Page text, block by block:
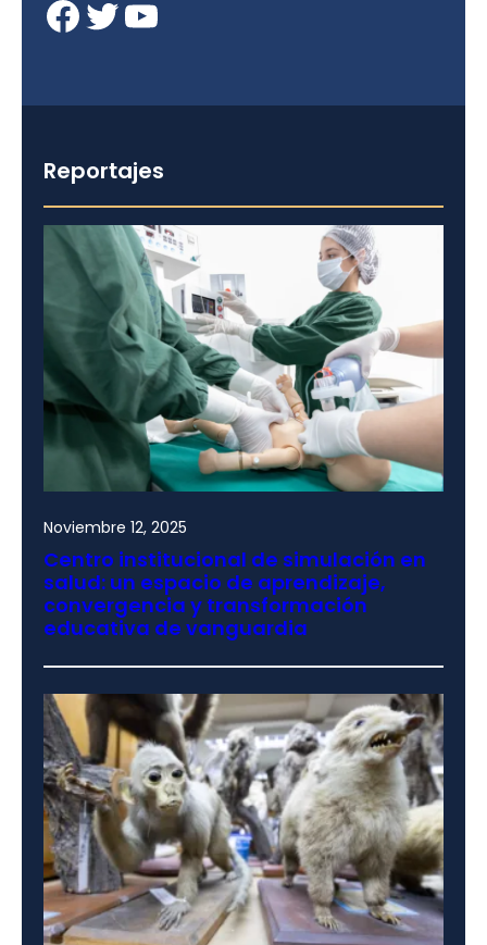
Facebook Twitter YouTube
Reportajes
Noviembre 12, 2025
Centro institucional de simulación en
salud: un espacio de aprendizaje,
convergencia y transformación
educativa de vanguardia